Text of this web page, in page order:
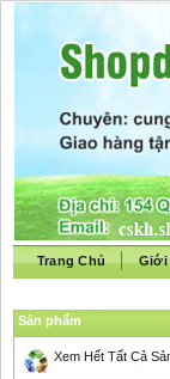
Trang Chủ Giới
Sản phẩm
Xem Hết Tất Cả